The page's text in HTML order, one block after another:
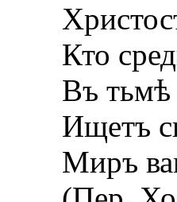
Кто
Въ тьмѣ
Ищетъ
Миръ